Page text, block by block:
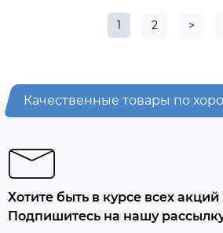
1 2 >
Качественные товары по
Хотите быть в курсе всех
Подпишитесь на нашу